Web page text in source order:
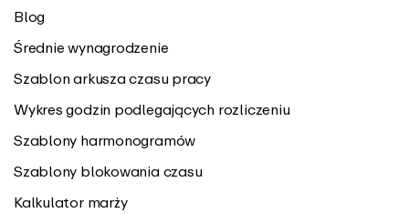
Blog
Średnie wynagrodzenie
Szablon arkusza czasu pracy
Wykres godzin podlegających rozliczeniu
Szablony harmonogramów
Szablony blokowania czasu
Kalkulator marży